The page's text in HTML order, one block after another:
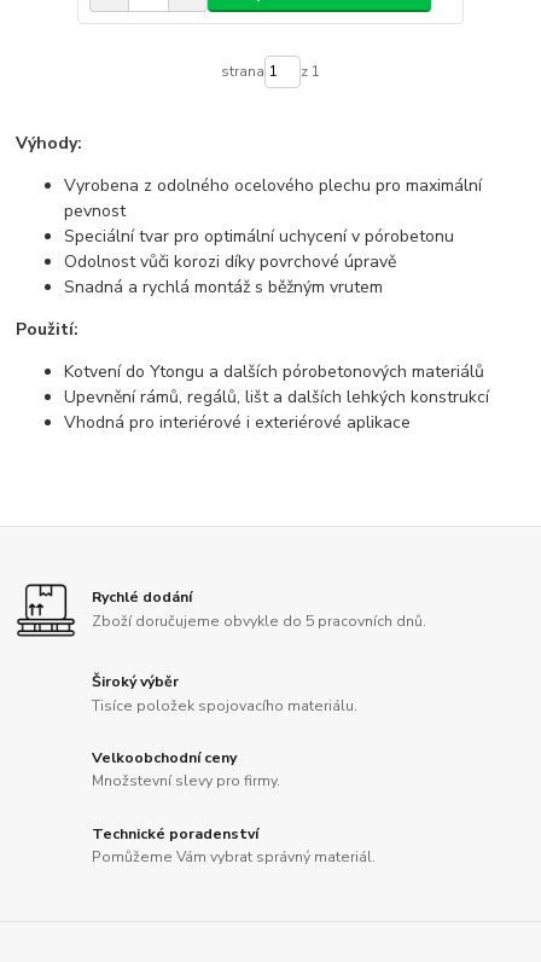
strana z 1
Výhody:
Vyrobena z odolného ocelového plechu pro maximální
pevnost
Speciální tvar pro optimální uchycení v pórobetonu
Odolnost vůči korozi díky povrchové úpravě
Snadná a rychlá montáž s běžným vrutem
Použití:
Kotvení do Ytongu a dalších pórobetonových materiálů
Upevnění rámů, regálů, lišt a dalších lehkých konstrukcí
Vhodná pro interiérové i exteriérové aplikace
Rychlé dodání
Zboží doručujeme obvykle do 5 pracovních dnů.
Široký výběr
Tisíce položek spojovacího materiálu.
Velkoobchodní ceny
Množstevní slevy pro firmy.
Technické poradenství
Pomůžeme Vám vybrat správný materiál.